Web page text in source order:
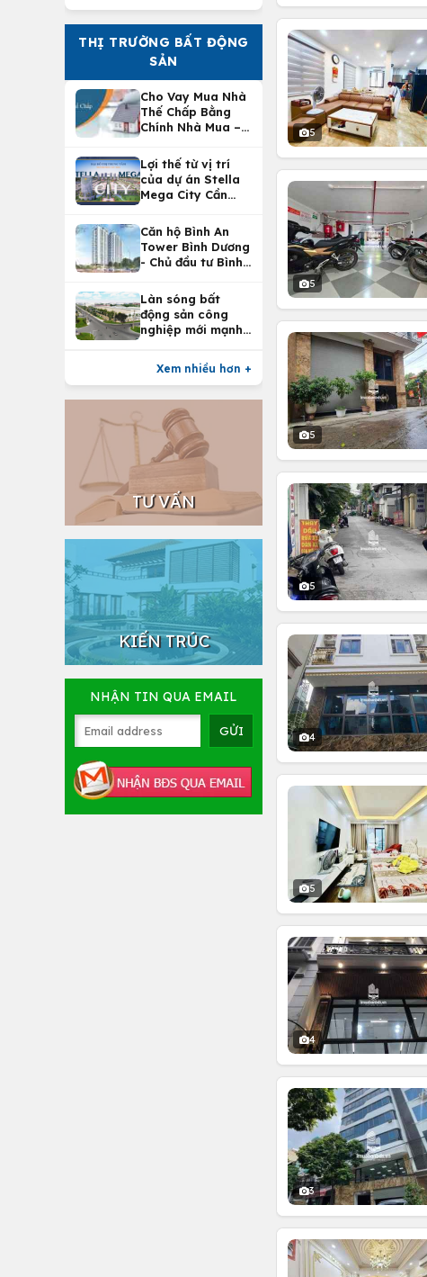
THỊ TRƯỜNG BẤT ĐỘNG
SẢN
Cho Vay Mua Nhà
Thế Chấp Bằng
Chính Nhà Mua –
Nhà Tại
Vietcombank
Lợi thế từ vị trí
của dự án Stella
Mega City Cần
Căn hộ Bình An
Tower Bình Dương
- Chủ đầu tư Bình
Làn sóng bất
động sản công
nghiệp mới mạnh
Xem nhiều hơn +
TƯ VẤN
KIẾN TRÚC
NHẬN TIN QUA EMAIL
5
5
5
5
4
5
4
3